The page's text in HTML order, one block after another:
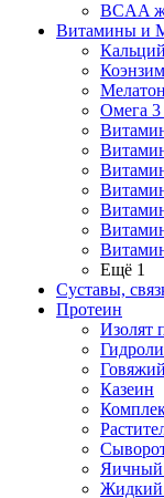
BCAA
Витамины и
Омега
Ещё 1
Суставы,
Протеин
Изолят
Казеин
Яичный
Жидкий